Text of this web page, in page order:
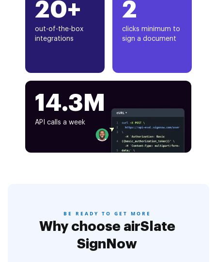
20+
out-of-the-box
integrations
2
clicks minimum to
sign a document
14.3M
API calls a week
BE READY TO GET MORE
Why choose airSlate
SignNow